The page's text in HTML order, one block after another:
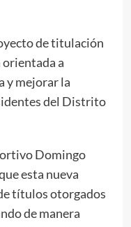
de titulación
a
y mejorar la
del Distrito
Domingo
esta nueva
títulos otorgados
de manera